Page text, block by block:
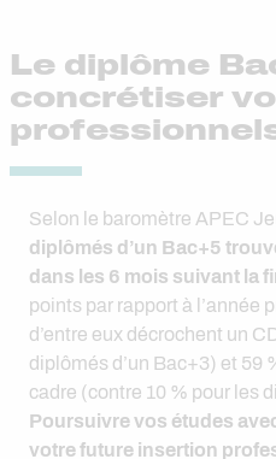
Le diplôme
concrétiser
Selon le baromètre APEC
diplômés d’un Bac+5
dans les 6 mois suivant la
points par rapport à l’année
d’entre eux décrochent un
diplômés d’un Bac+3) et 59
cadre (contre 10 % pour les
Poursuivre vos études
votre future insertion